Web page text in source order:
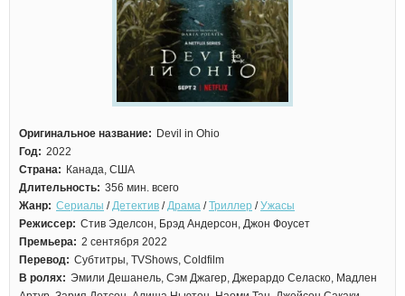
Оригинальное название: Devil in Ohio
Год: 2022
Страна: Канада, США
Длительность: 356 мин. всего
Жанр: Сериалы /Детектив /Драма /Триллер /Ужасы
Режиссер: Стив Эделсон, Брэд Андерсон, Джон Фоусет
Премьера: 2 сентября 2022
Перевод: Субтитры, TVShows, Coldfilm
В ролях: Эмили Дешанель, Сэм Джагер, Джерардо Селаско, Мадлен